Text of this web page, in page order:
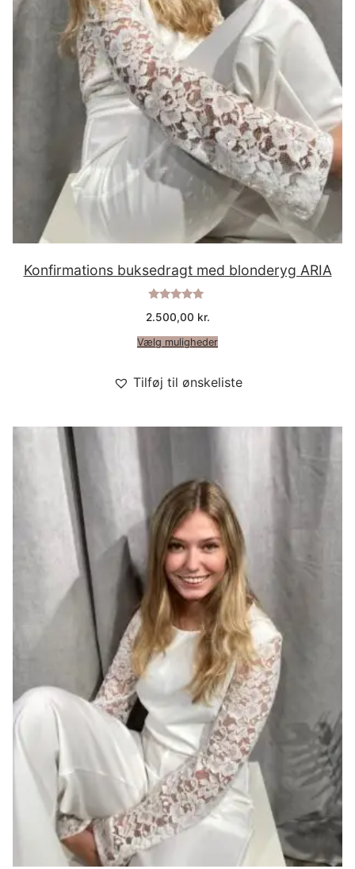
Konfirmations buksedragt med blonderyg ARIA
5.00
2.500,00 kr.
Vælg muligheder
Tilføj til ønskeliste